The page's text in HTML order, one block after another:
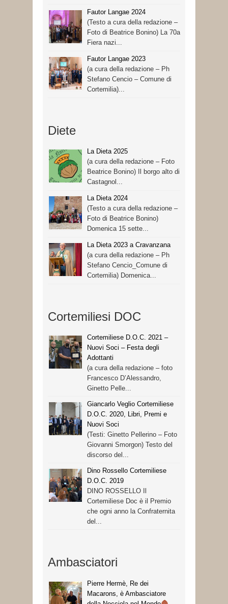
Fautor Langae 2024
(Testo a cura della redazione –
Foto di Beatrice Bonino) La 70a
Fiera nazi...
Fautor Langae 2023
(a cura della redazione – Ph
Stefano Cencio – Comune di
Cortemilia)...
Diete
La Dieta 2025
(a cura della redazione – Foto
Beatrice Bonino) Il borgo alto di
Castagnol...
La Dieta 2024
(Testo a cura della redazione –
Foto di Beatrice Bonino)
Domenica 15 sette...
La Dieta 2023 a Cravanzana
(a cura della redazione – Ph
Stefano Cencio_Comune di
Cortemilia) Domenica...
Cortemiliesi DOC
Cortemiliese D.O.C. 2021 –
Nuovi Soci – Festa degli
Adottanti
(a cura della redazione – foto
Francesco D’Alessandro,
Ginetto Pelle...
Giancarlo Veglio Cortemiliese
D.O.C. 2020, Libri, Premi e
Nuovi Soci
(Testi: Ginetto Pellerino – Foto
Giovanni Smorgon) Testo del
discorso del...
Dino Rossello Cortemiliese
D.O.C. 2019
DINO ROSSELLO Il
Cortemiliese Doc è il Premio
che ogni anno la Confraternita
del...
Ambasciatori
Pierre Hermè, Re dei
Macarons, è Ambasciatore